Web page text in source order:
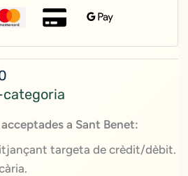
categoria
a Sant Benet:
targeta de crèdit/dèbit.